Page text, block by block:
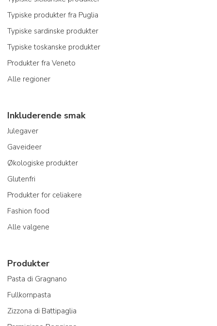
Typiske produkter fra Puglia
Typiske sardinske produkter
Typiske toskanske produkter
Produkter fra Veneto
Alle regioner
Inkluderende smak
Julegaver
Gaveideer
Økologiske produkter
Glutenfri
Produkter for celiakere
Fashion food
Alle valgene
Produkter
Pasta di Gragnano
Fullkornpasta
Zizzona di Battipaglia